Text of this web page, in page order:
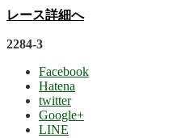
レース詳細へ
2284-3
Facebook
Hatena
twitter
Google+
LINE